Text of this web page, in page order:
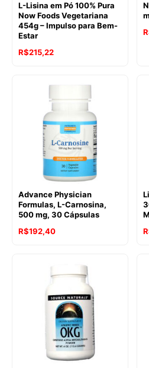
L-Lisina em Pó 100% Pura
Now Foods Vegetariana
454g – Impulso para Bem-
Estar
R$215,22
Advance Physician
Formulas, L-Carnosina,
500 mg, 30 Cápsulas
R$192,40